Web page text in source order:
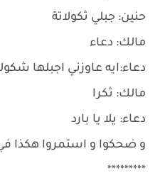
حنين: جبلي ثكولاتة
مالك: دعاء
دعاء:ايه عاوزني اجبلها
مالك: ثكرا
دعاء: يلا يا بارد
و ضحكوا و استمروا هكذا
*********